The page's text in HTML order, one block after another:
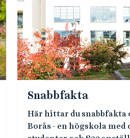
Snabbfakta
Här hittar du snabbfakta
Borås - en högskola med